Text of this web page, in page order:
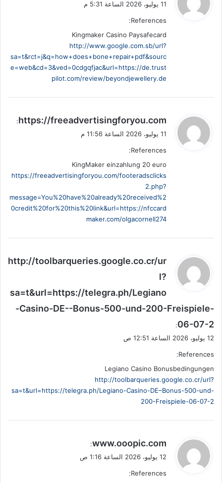
ل
11 يوليو، 2026 الساعة 5:31 م
References:
Kingmaker Casino Paysafecard
http://www.google.com.sb/url?
sa=t&rct=j&q=how+does+bone+repair+pdf&sourc
e=web&cd=3&ved=0cdgqfjac&url=https://de.trust
pilot.com/review/beyondjewellery.de
ي
ل
https://freeadvertisingforyou.com
:
11 يوليو، 2026 الساعة 11:56 م
References:
KingMaker einzahlung 20 euro
https://freeadvertisingforyou.com/footeradsclicks
2.php?
message=You%20have%20already%20received%2
0credit%20for%20this%20link&url=https://nfccard
maker.com/olgacornell274
ي
و
ل
http://toolbarqueries.google.co.cr/ur
l?
sa=t&url=https://telegra.ph/Legiano
-Casino-DE--Bonus-500-und-200-Freispiele-
06-07-2
:
12 يوليو، 2026 الساعة 12:51 ص
References:
Legiano Casino Bonusbedingungen
http://toolbarqueries.google.co.cr/url?
sa=t&url=https://telegra.ph/Legiano-Casino-DE–Bonus-500-und-
200-Freispiele-06-07-2
ي
ل
www.ooopic.com
:
12 يوليو، 2026 الساعة 1:16 ص
References: